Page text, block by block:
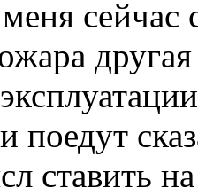
сейчас
поедут
ставить